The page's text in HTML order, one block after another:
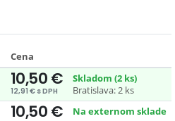
Cena
10,50 €
12,91 € s DPH
Skladom (2 ks)
Bratislava: 2 ks
10,50 € Na externom sklade